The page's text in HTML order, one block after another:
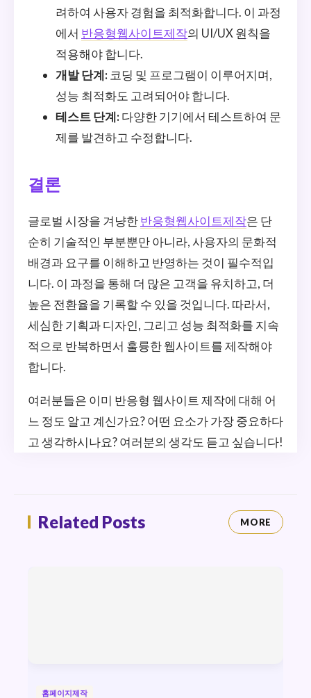
려하여 사용자 경험을 최적화합니다. 이 과정
에서 반응형웹사이트제작의 UI/UX 원칙을
적용해야 합니다.
개발 단계: 코딩 및 프로그램이 이루어지며,
성능 최적화도 고려되어야 합니다.
테스트 단계: 다양한 기기에서 테스트하여 문
제를 발견하고 수정합니다.
결론
글로벌 시장을 겨냥한반응형웹사이트제작은 단
순히 기술적인 부분뿐만 아니라, 사용자의 문화적
배경과 요구를 이해하고 반영하는 것이 필수적입
니다. 이 과정을 통해 더 많은 고객을 유치하고, 더
높은 전환율을 기록할 수 있을 것입니다. 따라서,
세심한 기획과 디자인, 그리고 성능 최적화를 지속
적으로 반복하면서 훌륭한 웹사이트를 제작해야
합니다.
여러분들은 이미 반응형 웹사이트 제작에 대해 어
느 정도 알고 계신가요? 어떤 요소가 가장 중요하다
고 생각하시나요? 여러분의 생각도 듣고 싶습니다!
Related Posts MORE
홈페이지제작